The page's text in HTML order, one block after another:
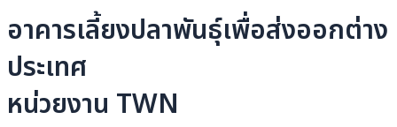
อาคารเลี้ยงปลาพันธุ์เพื่อส่งออกต่าง
ประเทศ
หน่วยงาน TWN